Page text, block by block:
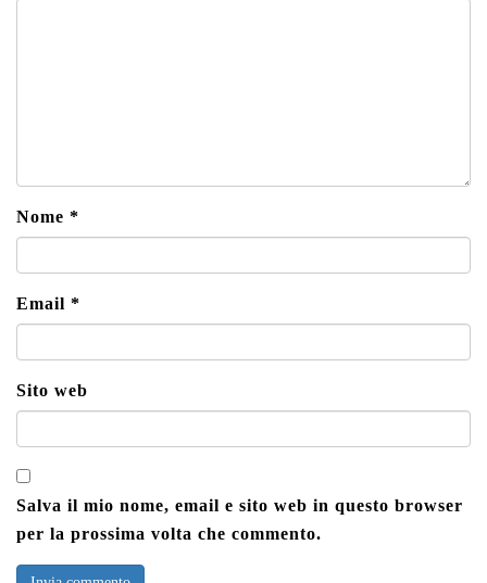
Nome *
Email *
Sito web
Salva il mio nome, email e sito web in questo browser
per la prossima volta che commento.